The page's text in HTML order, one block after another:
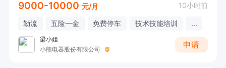
9000-10000 元/月 10小时前
勒流 五险一金 免费停车 技术技能培训 ...
梁小姐
小熊电器股份有限公司
申请